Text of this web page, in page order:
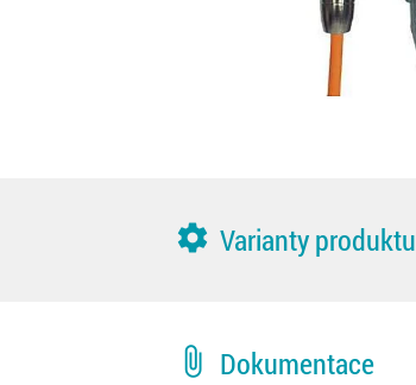
settings Varianty produktu
attach_file Dokumentace